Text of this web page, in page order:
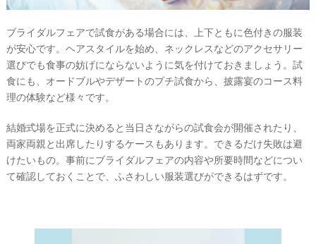
ブライダルフェアで試食がある場合には、 上下ともに色付きの服装
が安心です。ヘアスタイルを始め、ネックレスなどのアクセサリー
選びでも食事の妨げにならないように気を付けておきましょう。試
食にも、オードブルやデザートのプチ試食から、披露宴のコース料
理の体験など様々です。
結婚式場を正式に決めると当日さながらの試食会が開催されたり、
両家両親と出席したりするケースもあります。できるだけ失敗は避
けたいもの。事前にブライダルフェアの内容や所要時間などについ
て確認しておくことで、ふさわしい服装選びができるはずです。